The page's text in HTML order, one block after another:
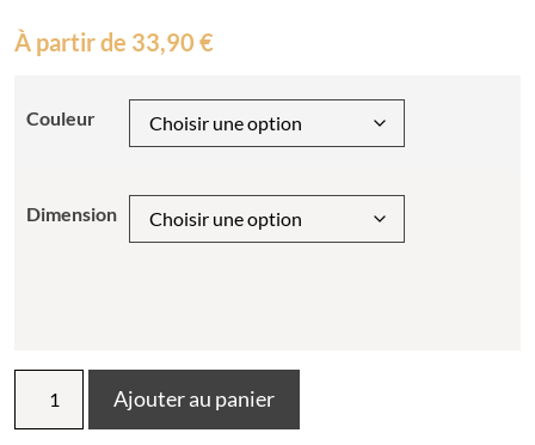
À partir de 33,90 €
Couleur
Dimension
Tapis
Ajouter au panier